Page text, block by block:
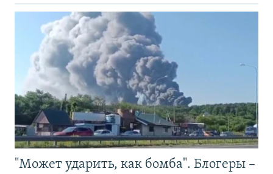
"Может ударить, как бомба". Блогеры –